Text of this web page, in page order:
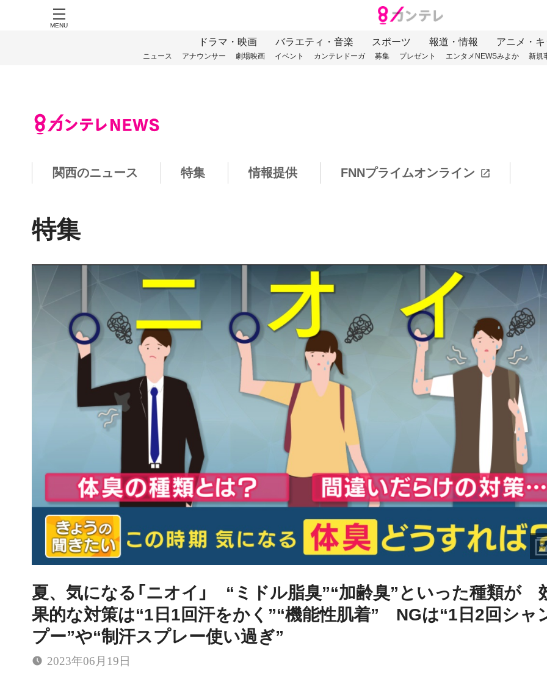
MENU
ドラマ・映画 バラエティ・音楽 スポーツ 報道・情報 アニメ・
ニュース アナウンサー 劇場映画 イベント カンテレドーガ 募集 プレゼント エンタメNEWSみよか 新規
関西のニュース 特集 情報提供 FNNプライムオンライン
特集
夏、気になる「ニオイ」 “ミドル脂臭”“加齢臭”といった種類が
果的な対策は“1日1回汗をかく”“機能性肌着” NGは“1日2回シャ
プー”や“制汗スプレー使い過ぎ”
2023年06月19日